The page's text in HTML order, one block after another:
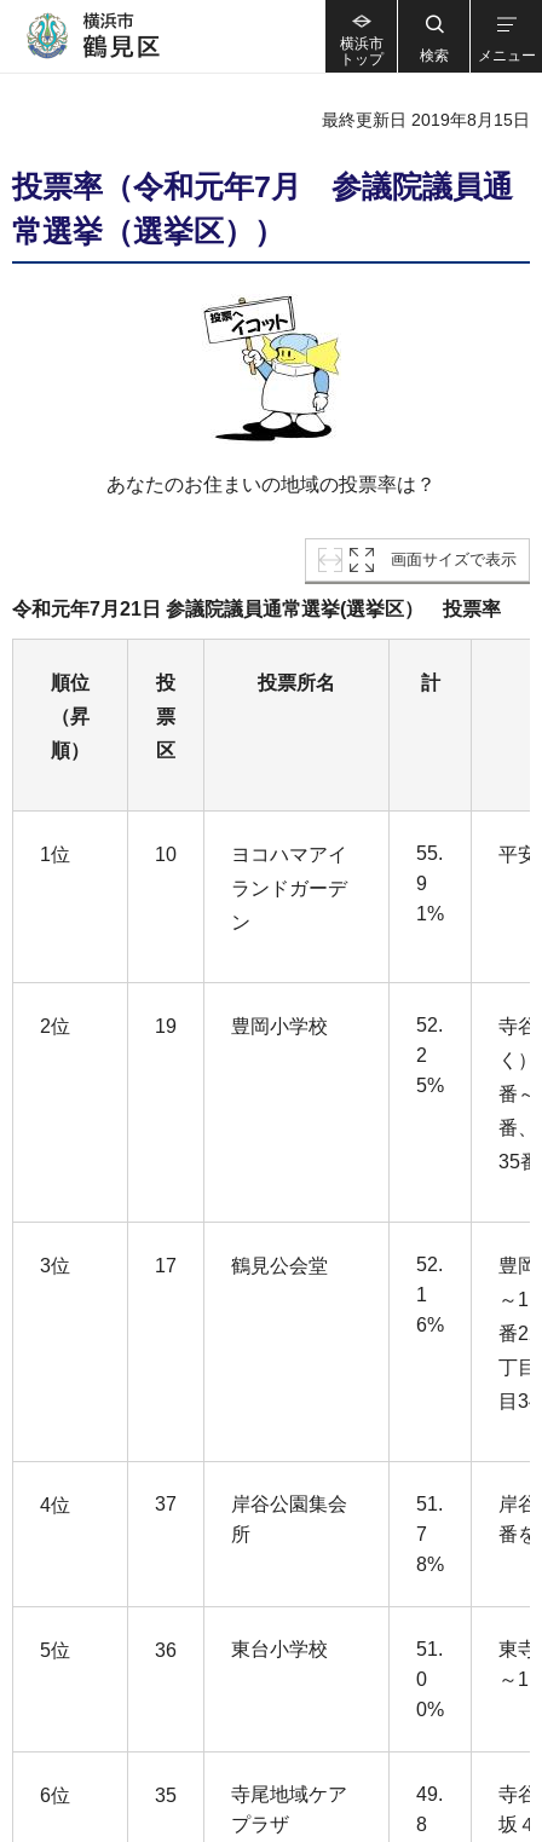
横浜市
トップ
検索 メニュー
最終更新日 2019年8月15日
投票率（令和元年7月 参議院議員通
常選挙（選挙区））
あなたのお住まいの地域の投票率は？
画面サイズで表示
令和元年7月21日 参議院議員通常選挙(選挙区） 投票率
順位
（昇
順）
投
票
区
投票所名 計
1位 10
ヨコハマアイ
ランドガーデ
ン
55.
9
1%
平安
2位 19 豊岡小学校
52.
2
5%
寺谷
く
番～
番、
35
3位 17 鶴見公会堂
52.
1
6%
豊
～
番
丁目
目
4位 37
岸谷公園集会
所
51.
7
8%
岸
番を
5位 36 東台小学校
51.
0
0%
東寺
～
6位 35
寺尾地域ケア
プラザ
49.
8
寺谷
坂４